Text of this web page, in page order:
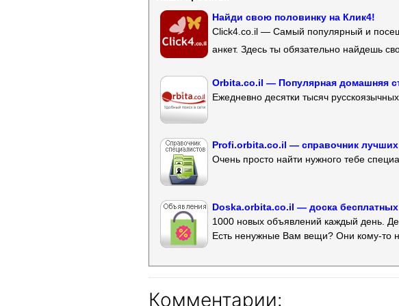
Найди свою половинку на Клик4!
Click4.co.il — Самый популярный и
анкет. Здесь ты обязательно найдешь
Orbita.co.il — Популярная домашняя
Ежедневно десятки тысяч
Profi.orbita.co.il — справочник
Очень просто найти нужного тебе
Doska.orbita.co.il — доска
1000 новых объявлений каждый день.
Есть ненужные Вам вещи? Они кому-то
Комментарии: